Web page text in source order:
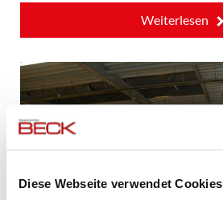
Diese Webseite verwendet Cookies
Weiterlesen